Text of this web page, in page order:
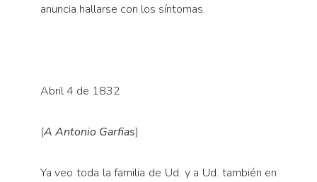
anuncia hallarse con los síntomas.
Abril 4 de 1832
(A Antonio Garfias)
Ya veo toda la familia de Ud. y a Ud. también en